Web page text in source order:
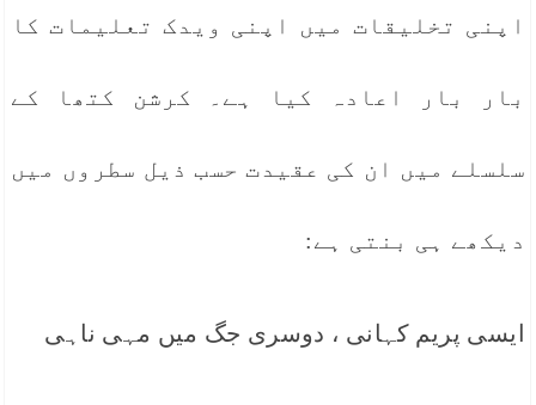
اپنی تخلیقات میں اپنی ویدک تعلیمات کا
بار بار اعادہ کیا ہے۔ کرشن کتھا کے
سلسلے میں ان کی عقیدت حسب ذیل سطروں میں
دیکھے ہی بنتی ہے:
ایسی پریم کہانی ، دوسری جگ میں مہی ناہی